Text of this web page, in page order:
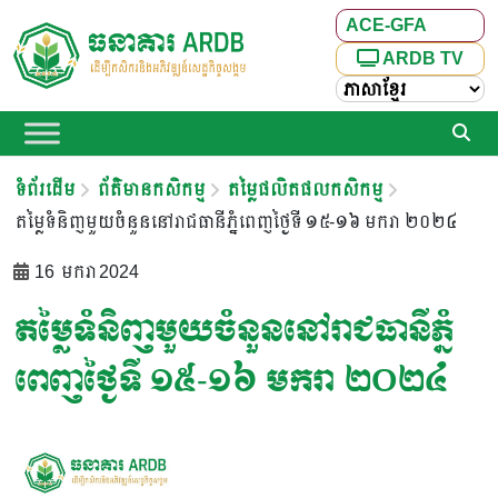
ACE-GFA
ARDB TV
ទំព័រដើម ព័ត៌មានកសិកម្ម
តម្លៃផលិតផលកសិកម្ម
តម្លៃទំនិញមួយចំនួននៅរាជធានីភ្នំពេញថ្ងៃទី ១៥-១៦ មករា ២០២៤
16 មករា 2024
តម្លៃទំនិញមួយចំនួននៅរាជធានីភ្នំ
ពេញថ្ងៃទី ១៥-១៦ មករា ២០២៤